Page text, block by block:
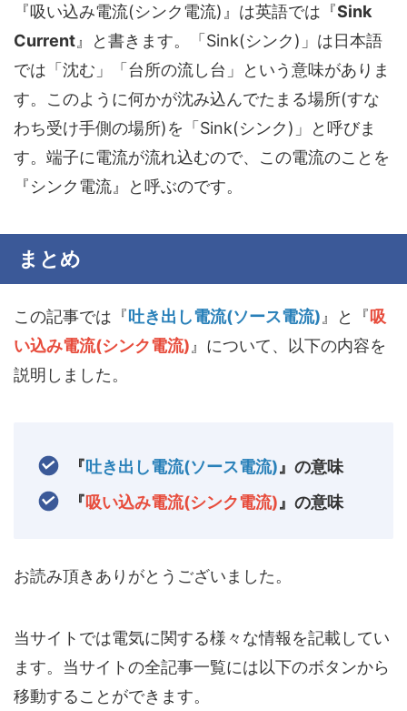
『吸い込み電流(シンク電流)』は英語では『Sink
Current 』と書きます。「Sink(シンク)」は日本語
では「沈む」「台所の流し台」という意味がありま
す。このように何かが沈み込んでたまる場所(すな
わち受け手側の場所)を「Sink(シンク)」と呼びま
す。端子に電流が流れ込むので、この電流のことを
『シンク電流』と呼ぶのです。
まとめ
この記事では『 吐き出し電流(ソース電流) 』と『 吸
い込み電流(シンク電流) 』について、以下の内容を
説明しました。
『吐き出し電流(ソース電流)』の意味
『吸い込み電流(シンク電流)』の意味
お読み頂きありがとうございました。
当サイトでは電気に関する様々な情報を記載してい
ます。当サイトの全記事一覧には以下のボタンから
移動することができます。